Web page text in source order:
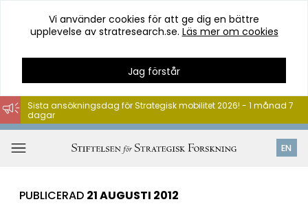
Hoppa
till
innehåll
Vi använder cookies för att ge dig en bättre
upplevelse av stratresearch.se. Läs mer om cookies
Jag förstår
EN
Sista ansökningsdag för Strategisk mobilitet 2026! - 1 månad 7
dagar
PUBLICERAD 21 AUGUSTI 2012